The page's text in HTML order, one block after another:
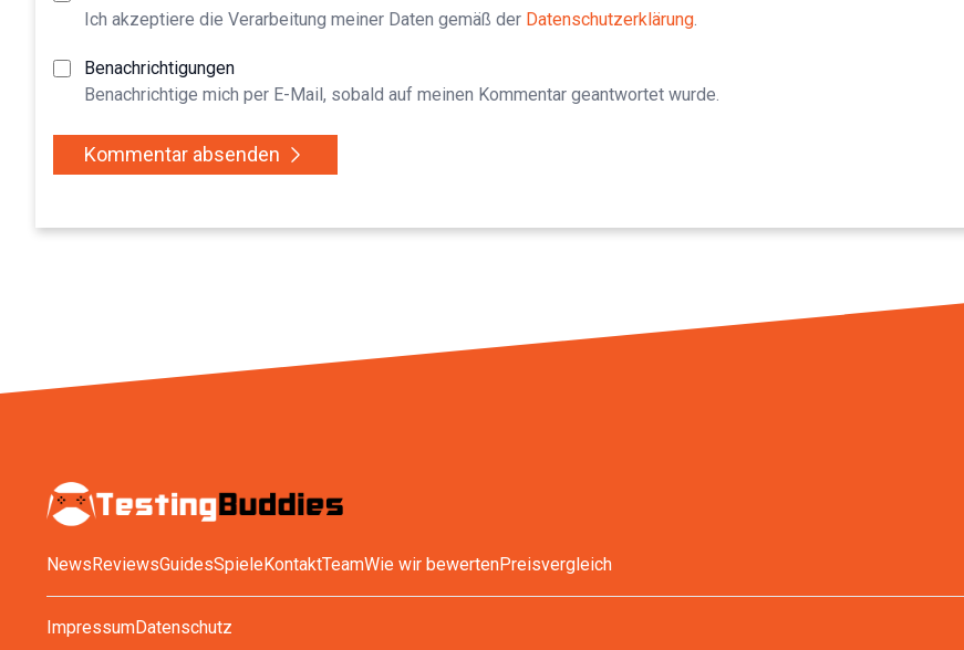
Ich akzeptiere die Verarbeitung meiner Daten gemäß der Datenschutzerklärung.
Benachrichtigungen
Benachrichtige mich per E-Mail, sobald auf meinen Kommentar geantwortet wurde.
Kommentar absenden
News ReviewsGuidesSpieleKontaktTeamWie wir bewertenPreisvergleich
ImpressumDatenschutz